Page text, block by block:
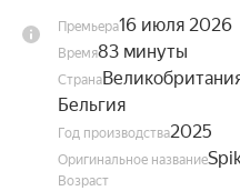
Премьера16 июля 2026
Время83 минуты
Страна
Бельгия
Год производства2025
Оригинальное название
Возраст